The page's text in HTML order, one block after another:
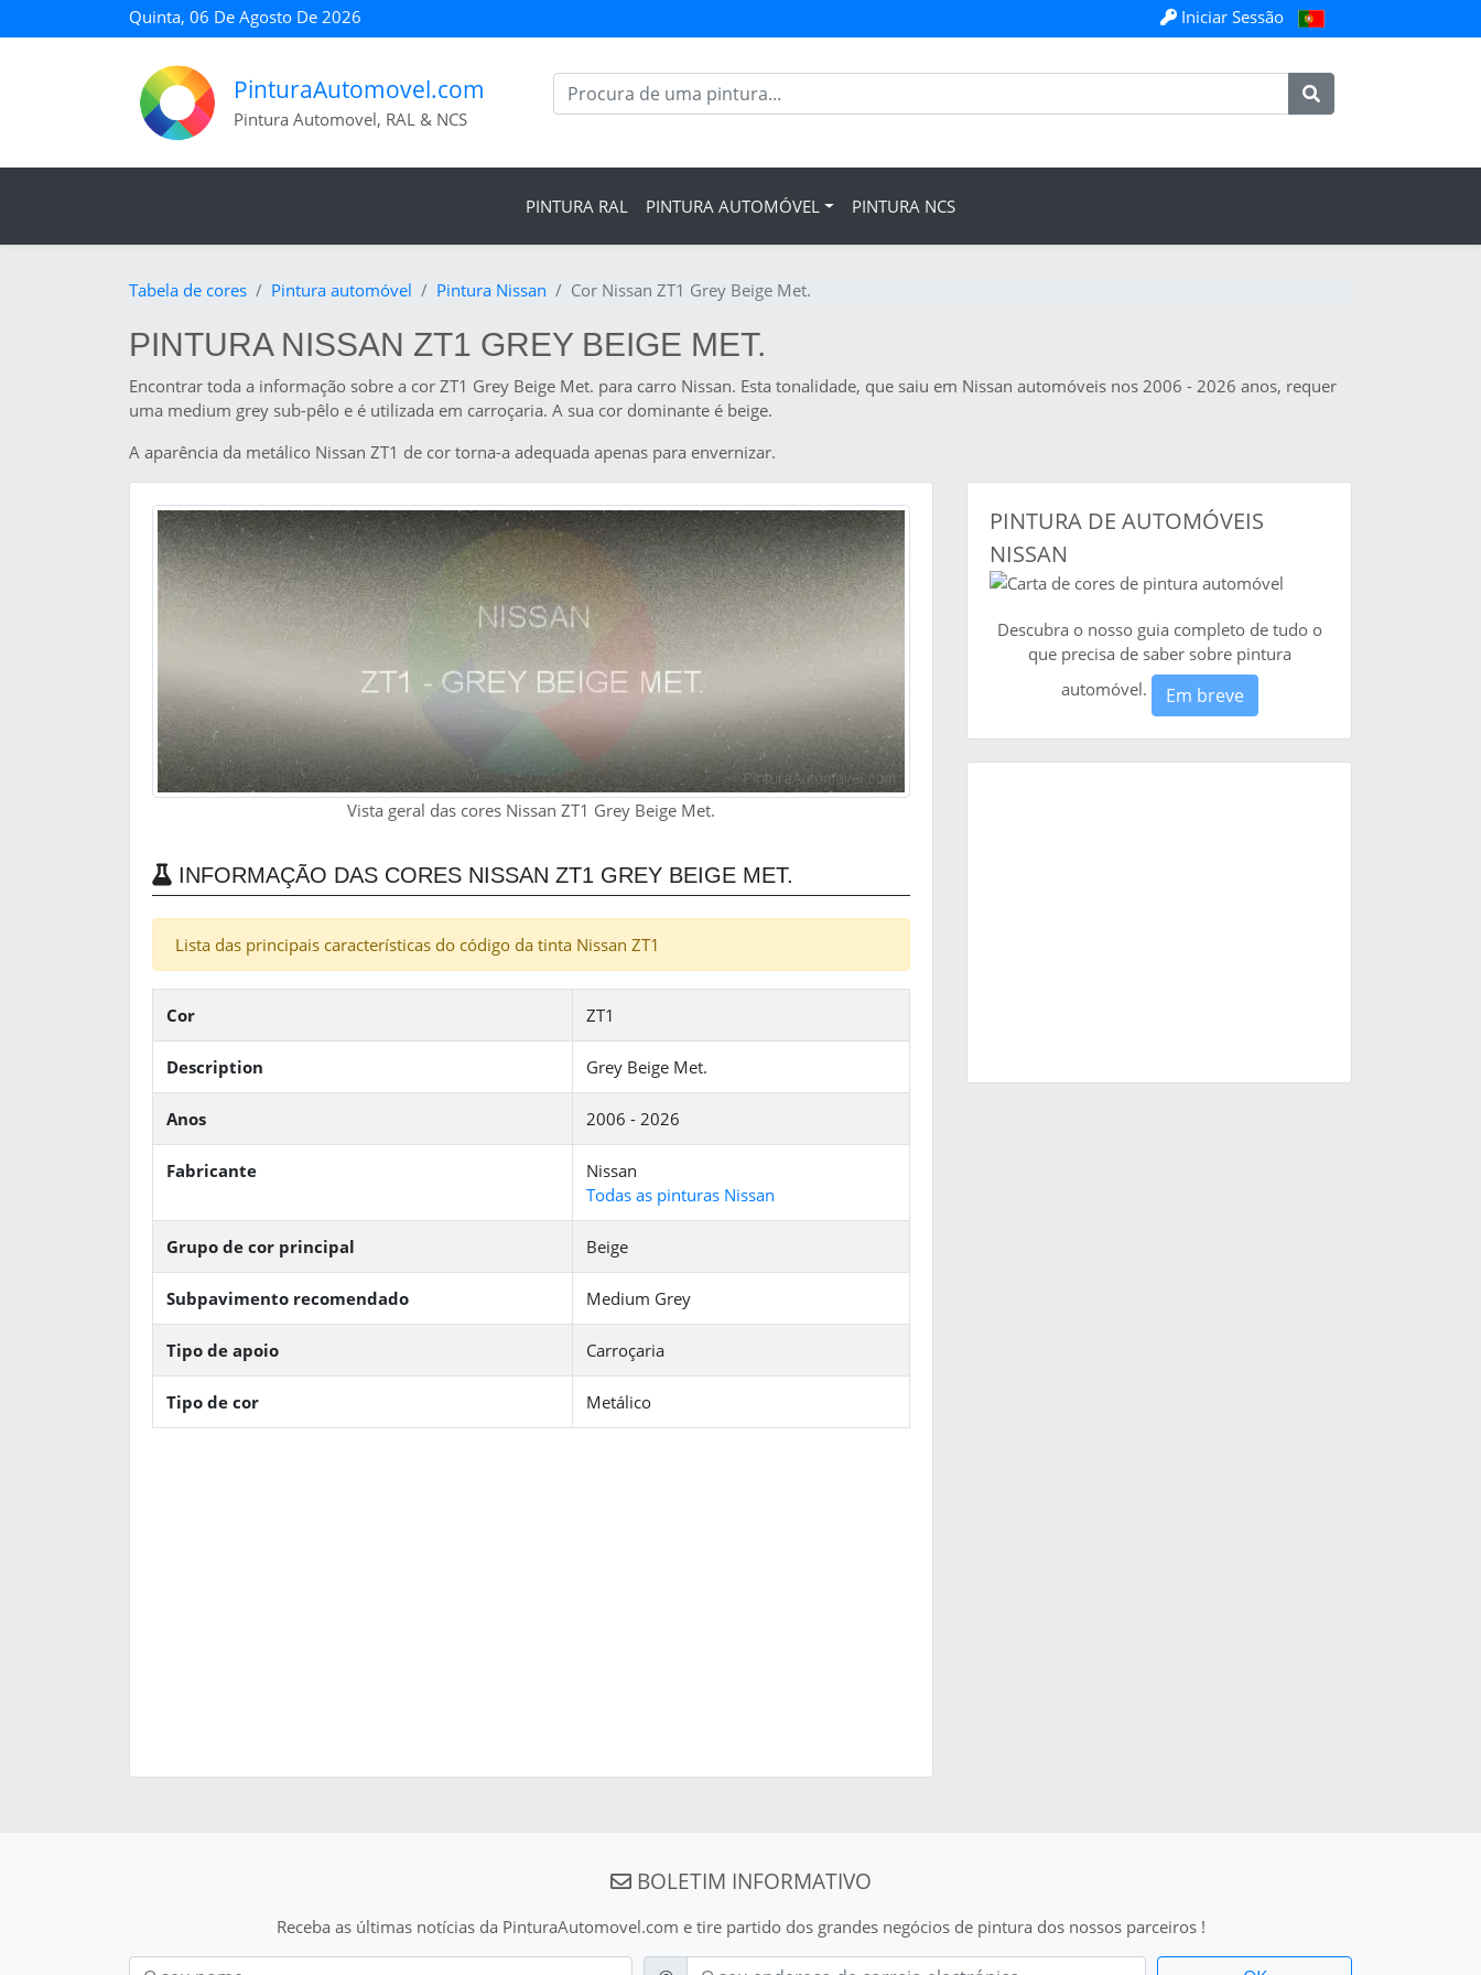
Quinta, 06 De Agosto De 2026 Iniciar Sessão
PinturaAutomovel.com
Pintura Automovel, RAL & NCS
PINTURA RAL PINTURA AUTOMÓVEL PINTURA NCS
Tabela de cores Pintura automóvel Pintura Nissan Cor Nissan ZT1 Grey Beige Met.
PINTURA NISSAN ZT1 GREY BEIGE MET.
Encontrar toda a informação sobre a cor ZT1 Grey Beige Met. para carro Nissan. Esta tonalidade, que saiu em Nissan automóveis nos 2006 - 2026 anos, requer
uma medium grey sub-pêlo e é utilizada em carroçaria. A sua cor dominante é beige.
A aparência da metálico Nissan ZT1 de cor torna-a adequada apenas para envernizar.
Vista geral das cores Nissan ZT1 Grey Beige Met.
INFORMAÇÃO DAS CORES NISSAN ZT1 GREY BEIGE MET.
Lista das principais características do código da tinta Nissan ZT1
Cor ZT1
Description Grey Beige Met.
Anos 2006 - 2026
Fabricante
Nissan
Todas as pinturas Nissan
Grupo de cor principal Beige
Subpavimento recomendado Medium Grey
Tipo de apoio Carroçaria
Tipo de cor Metálico
PINTURA DE AUTOMÓVEIS
NISSAN
Descubra o nosso guia completo de tudo o
que precisa de saber sobre pintura
automóvel.
Em breve
BOLETIM INFORMATIVO
Receba as últimas notícias da PinturaAutomovel.com e tire partido dos grandes negócios de pintura dos nossos parceiros !
Nom
E-mail